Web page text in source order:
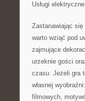
Usługi elektryczne
Zastanawiając się
warto wziąć pod
zajmujące
urzeknie gości
czasu. Jeżeli gra
własnej
filmowych,